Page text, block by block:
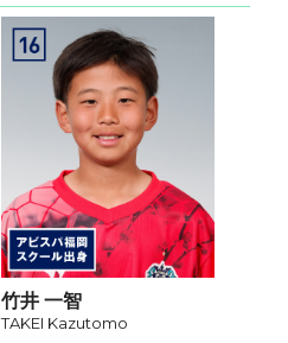
竹井 一智
TAKEI Kazutomo